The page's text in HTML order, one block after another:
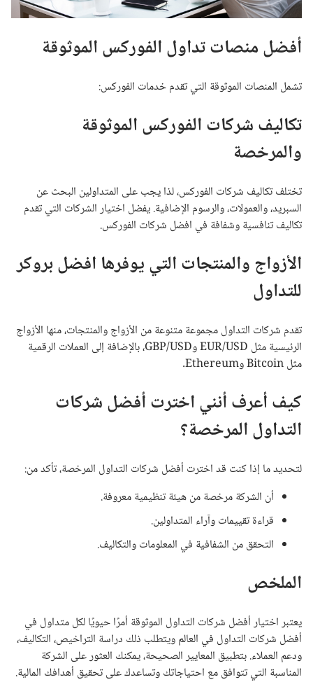
أفضل منصات تداول الفوركس الموثوقة
تشمل المنصات الموثوقة التي تقدم خدمات الفوركس:
تكاليف شركات الفوركس الموثوقة
والمرخصة
تختلف تكاليف شركات الفوركس، لذا يجب على المتداولين البحث عن
السبريد، والعمولات، والرسوم الإضافية. يفضل اختيار الشركات التي تقدم
تكاليف تنافسية وشفافة في افضل شركات الفوركس.
الأزواج والمنتجات التي يوفرها افضل بروكر
للتداول
تقدم شركات التداول مجموعة متنوعة من الأزواج والمنتجات، منها الأزواج
الرئيسية مثل EUR/USD وGBP/USD، بالإضافة إلى العملات الرقمية
مثل Bitcoin وEthereum.
كيف أعرف أنني اخترت أفضل شركات
التداول المرخصة؟
لتحديد ما إذا كنت قد اخترت أفضل شركات التداول المرخصة، تأكد من:
أن الشركة مرخصة من هيئة تنظيمية معروفة.
قراءة تقييمات وآراء المتداولين.
التحقق من الشفافية في المعلومات والتكاليف.
الملخص
يعتبر اختيار أفضل شركات التداول الموثوقة أمرًا حيويًا لكل متداول في
أفضل شركات التداول في العالم ويتطلب ذلك دراسة التراخيص، التكاليف،
ودعم العملاء. بتطبيق المعايير الصحيحة، يمكنك العثور على الشركة
المناسبة التي تتوافق مع احتياجاتك وتساعدك على تحقيق أهدافك المالية.